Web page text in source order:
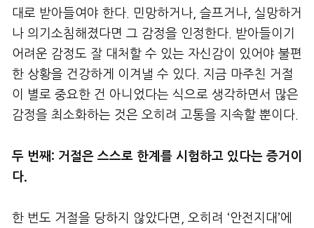
대로 받아들여야 한다. 민망하거나, 슬프거나, 실망하거
나 의기소침해졌다면 그 감정을 인정한다. 받아들이기
어려운 감정도 잘 대처할 수 있는 자신감이 있어야 불편
한 상황을 건강하게 이겨낼 수 있다. 지금 마주친 거절
이 별로 중요한 건 아니었다는 식으로 생각하면서 많은
감정을 최소화하는 것은 오히려 고통을 지속할 뿐이다.
두 번째: 거절은 스스로 한계를 시험하고 있다는 증거이
다.
한 번도 거절을 당하지 않았다면, 오히려 ‘안전지대’에